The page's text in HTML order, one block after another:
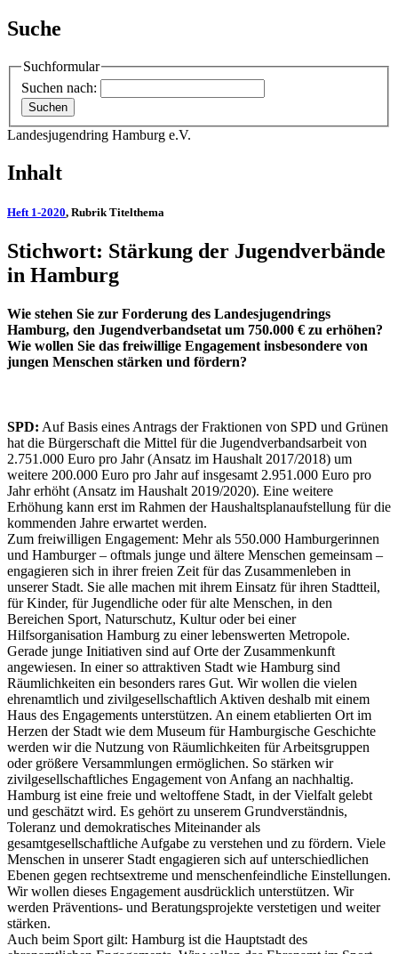
Suche
Suchformular
Suchen nach:
Landesjugendring Hamburg e.V.
Inhalt
Heft 1-2020, Rubrik Titelthema
Stichwort: Stärkung der Jugendverbände
in Hamburg
Wie stehen Sie zur Forderung des Landesjugendrings
Hamburg, den Jugendverbandsetat um 750.000 € zu erhöhen?
Wie wollen Sie das freiwillige Engagement insbesondere von
jungen Menschen stärken und fördern?
SPD: Auf Basis eines Antrags der Fraktionen von SPD und Grünen
hat die Bürgerschaft die Mittel für die Jugendverbandsarbeit von
2.751.000 Euro pro Jahr (Ansatz im Haushalt 2017/2018) um
weitere 200.000 Euro pro Jahr auf insgesamt 2.951.000 Euro pro
Jahr erhöht (Ansatz im Haushalt 2019/2020). Eine weitere
Erhöhung kann erst im Rahmen der Haushaltsplanaufstellung für die
kommenden Jahre erwartet werden.
Zum freiwilligen Engagement: Mehr als 550.000 Hamburgerinnen
und Hamburger – oftmals junge und ältere Menschen gemeinsam –
engagieren sich in ihrer freien Zeit für das Zusammenleben in
unserer Stadt. Sie alle machen mit ihrem Einsatz für ihren Stadtteil,
für Kinder, für Jugendliche oder für alte Menschen, in den
Bereichen Sport, Naturschutz, Kultur oder bei einer
Hilfsorganisation Hamburg zu einer lebenswerten Metropole.
Gerade junge Initiativen sind auf Orte der Zusammenkunft
angewiesen. In einer so attraktiven Stadt wie Hamburg sind
Räumlichkeiten ein besonders rares Gut. Wir wollen die vielen
ehrenamtlich und zivilgesellschaftlich Aktiven deshalb mit einem
Haus des Engagements unterstützen. An einem etablierten Ort im
Herzen der Stadt wie dem Museum für Hamburgische Geschichte
werden wir die Nutzung von Räumlichkeiten für Arbeitsgruppen
oder größere Versammlungen ermöglichen. So stärken wir
zivilgesellschaftliches Engagement von Anfang an nachhaltig.
Hamburg ist eine freie und weltoffene Stadt, in der Vielfalt gelebt
und geschätzt wird. Es gehört zu unserem Grundverständnis,
Toleranz und demokratisches Miteinander als
gesamtgesellschaftliche Aufgabe zu verstehen und zu fördern. Viele
Menschen in unserer Stadt engagieren sich auf unterschiedlichen
Ebenen gegen rechtsextreme und menschenfeindliche Einstellungen.
Wir wollen dieses Engagement ausdrücklich unterstützen. Wir
werden Präventions- und Beratungsprojekte verstetigen und weiter
stärken.
Auch beim Sport gilt: Hamburg ist die Hauptstadt des